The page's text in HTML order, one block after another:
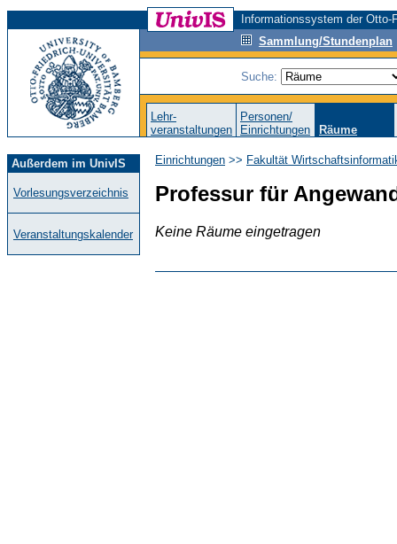
Informationssystem der
Sammlung/Stundenplan
Suche:
Lehr-
veranstaltungen
Personen/
Einrichtungen
Räume
Außerdem im UnivIS
Vorlesungsverzeichnis
Veranstaltungskalender
Einrichtungen >> Fakultät
Professur für
Keine Räume eingetragen